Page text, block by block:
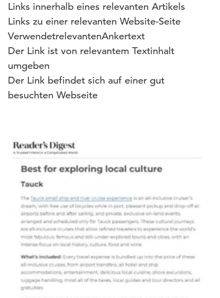
Links innerhalb eines relevanten Artikels
Links zu einer relevanten Website-Seite
VerwendetrelevantenAnkertext
Der Link ist von relevantem Textinhalt
umgeben
Der Link befindet sich auf einer gut
besuchten Webseite